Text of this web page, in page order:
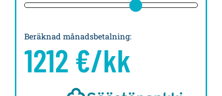
Beräknad månadsbetalning:
1212 €/kk